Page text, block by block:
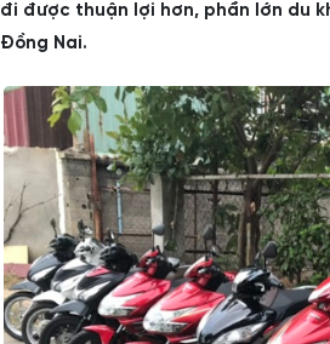
đi được thuận lợi hơn, phần lớn du
Đồng Nai.